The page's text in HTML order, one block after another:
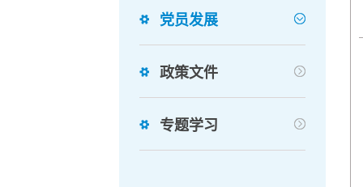
党员发展
政策文件
专题学习